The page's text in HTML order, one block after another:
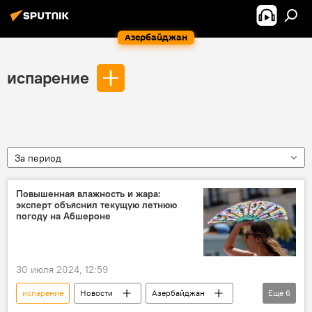
Азербайджан
испарение
За период
Повышенная влажность и жара:
эксперт объяснил текущую летнюю
погоду на Абшероне
30 июля 2024, 12:59
испарение Новости
Азербайджан
Еще 6